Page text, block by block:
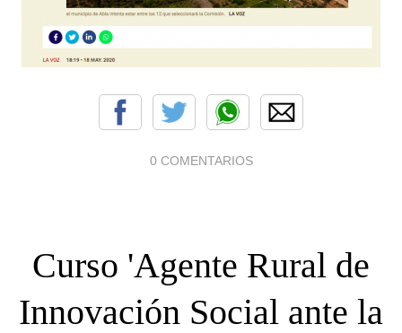
0 COMENTARIOS
Curso 'Agente Rural de
Innovación Social ante la